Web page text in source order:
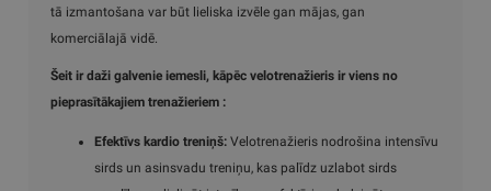
tā izmantošana var būt lieliska izvēle gan mājas, gan
komerciālajā vidē.
Šeit ir daži galvenie iemesli, kāpēc velotrenažieris ir viens no
pieprasītākajiem trenažieriem :
Efektīvs kardio treniņš: Velotrenažieris nodrošina intensīvu
sirds un asinsvadu treniņu, kas palīdz uzlabot sirds